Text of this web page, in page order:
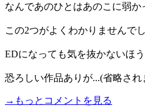
なんであのひとはあのこに弱か
この2つがよくわかりませんでし
EDになっても気を抜かないほう
恐ろしい作品ありが...(省略され
→もっとコメントを見る